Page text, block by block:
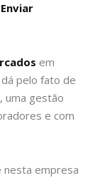
em
pelo fato de
uma gestão
e com
nesta empresa